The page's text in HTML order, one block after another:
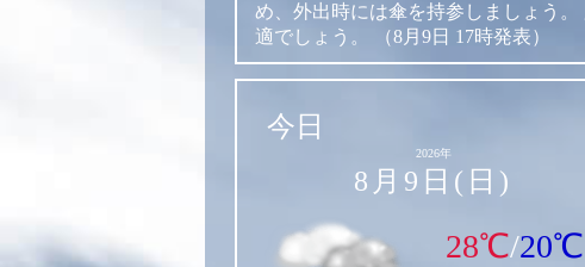
め、外出時には傘を持参しましょう。
適でしょう。
（8月9日 17時発表）
今日
2026年
8月9日(日)
28℃/20℃